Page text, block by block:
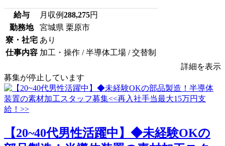
給与 月収例288,275円
勤務地
宮城県 栗原市
寮・社宅 あり
仕事内容 加工・操作 / 半導体工場 / 交替制
詳細を表示
募集が停止しています
【20~40代男性活躍中】◆未経験OKの